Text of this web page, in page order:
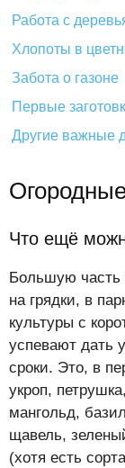
Работа с
Хлопоты в
Забота о газоне
Первые
Другие важные
Что ещё
Большую часть
на грядки, в
культуры с
успевают дать
сроки. Это, в
укроп,
мангольд,
щавель,
(хотя есть